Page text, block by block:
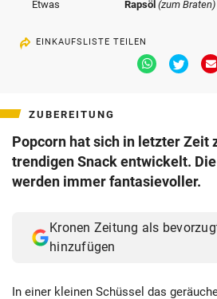
Etwas Rapsöl(zum Braten)
EINKAUFSLISTE TEILEN
Via
Whatsapp
Via
ZUBEREITUNG
Popcorn hat sich in letzter Zeit
trendigen Snack entwickelt.
werden immer fantasievoller.
Kronen Zeitung als
hinzufügen
In einer kleinen Schüssel das